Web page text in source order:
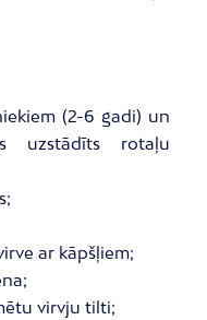
(2-6 gadi) un
uzstādīts rotaļu
ar kāpšļiem;
virvju tilti;